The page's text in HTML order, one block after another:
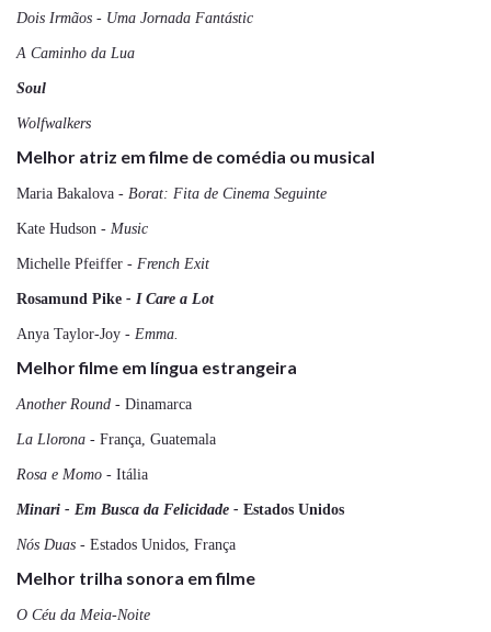
Dois Irmãos - Uma Jornada Fantástic
A Caminho da Lua
Soul
Wolfwalkers
Melhor atriz em filme de comédia ou musical
Maria Bakalova - Borat: Fita de Cinema Seguinte
Kate Hudson - Music
Michelle Pfeiffer - French Exit
Rosamund Pike - I Care a Lot
Anya Taylor-Joy - Emma.
Melhor filme em língua estrangeira
Another Round - Dinamarca
La Llorona - França, Guatemala
Rosa e Momo - Itália
Minari - Em Busca da Felicidade - Estados Unidos
Nós Duas - Estados Unidos, França
Melhor trilha sonora em filme
O Céu da Meia-Noite